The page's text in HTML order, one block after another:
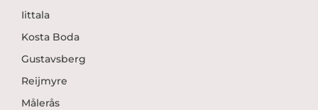
Iittala
Kosta Boda
Gustavsberg
Reijmyre
Målerås